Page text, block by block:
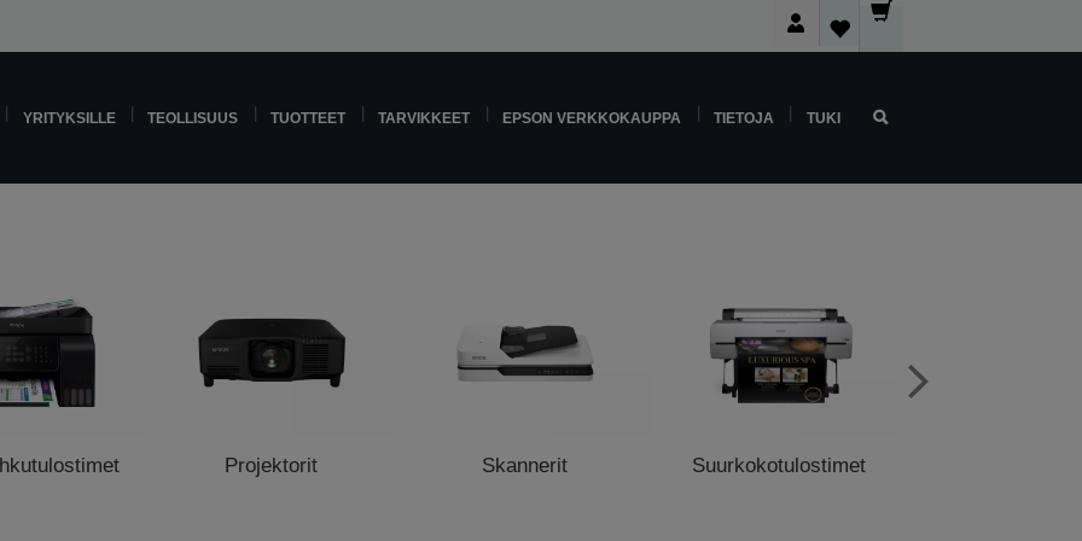
YRITYKSILLE TEOLLISUUS TUOTTEET TARVIKKEET EPSON VERKKOKAUPPA TIETOJA TUKI
Projektorit Skannerit Suurkokotulostimet